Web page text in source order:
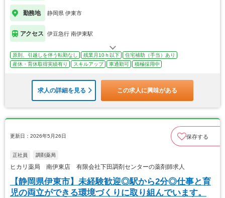
勤務地 静岡県 伊東市
アクセス 伊豆急行 南伊東駅
原則、引越しを伴う転勤なし 残業月10ｈ以下
住宅補助（手当）あり
産休・育休取得実績有り
スキルアップ 車通勤可 積極採用中
求人の詳細を見る この求人に興味がある
更新日：2026年5月26日 保存する
正社員 調剤薬局
ヒカリ薬局 南伊東店 有限会社下田調剤センターの薬剤師求人
【静岡県伊東市】未経験歓迎◎駅から2分◎仕事と育
児の両立ができる環境づくりに取り組んでいます。